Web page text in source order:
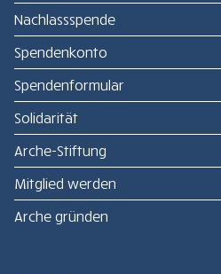
Nachlassspende
Spendenkonto
Spendenformular
Solidarität
Arche-Stiftung
Mitglied werden
Arche gründen